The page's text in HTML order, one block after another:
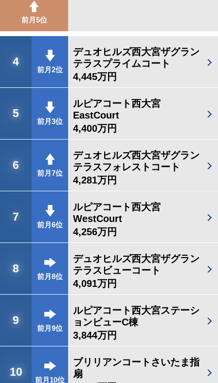
前月5位
4
前月2位
デュオヒルズ西大宮ザグラン
テラスプライムコート
4,445万円
5
前月3位
ルピアコート西大宮
EastCourt
4,400万円
6
前月7位
デュオヒルズ西大宮ザグラン
テラスフォレストコート
4,281万円
7
前月6位
ルピアコート西大宮
WestCourt
4,256万円
8
前月8位
デュオヒルズ西大宮ザグラン
テラスビューコート
4,091万円
9
前月9位
ルピアコート西大宮ステーシ
ョンビューC棟
3,844万円
10
前月10位
ブリリアンコートさいたま指
扇